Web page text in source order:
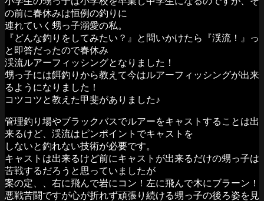
の前に春休みは恒例の釣りに
連れていく甥っ子溺愛の私。
『どんな釣りをしてみたい？』と問いかけたら『渓流！』っ
と即答だったので春休み
渓流ルアーフィッシングとなりました！
甥っ子には餌釣りから教えて今はルアーフィッシングが出来
るようになりました！
コツコツと教えた甲斐がありました♪
管理釣り場やブラックバスでルアーをキャストすることは出
来るけど、渓流はピンポイントでキャストを
しないと釣れない技術が必要です。
キャストは出来るけど前にキャストが出来るだけの甥っ子は
苦戦するだろうと思っていましたが
案の定、、右に飛んで岩にコン！左に飛んで木にブラーン！
悪戦苦闘ですが心が折れず頑張り続ける甥っ子の後ろ姿を見